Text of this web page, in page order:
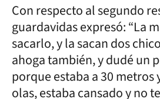
Con respecto al segundo
guardavidas expresó: “La
sacarlo, y la sacan dos
ahoga también, y dudé un
porque estaba a 30 metros
olas, estaba cansado y no